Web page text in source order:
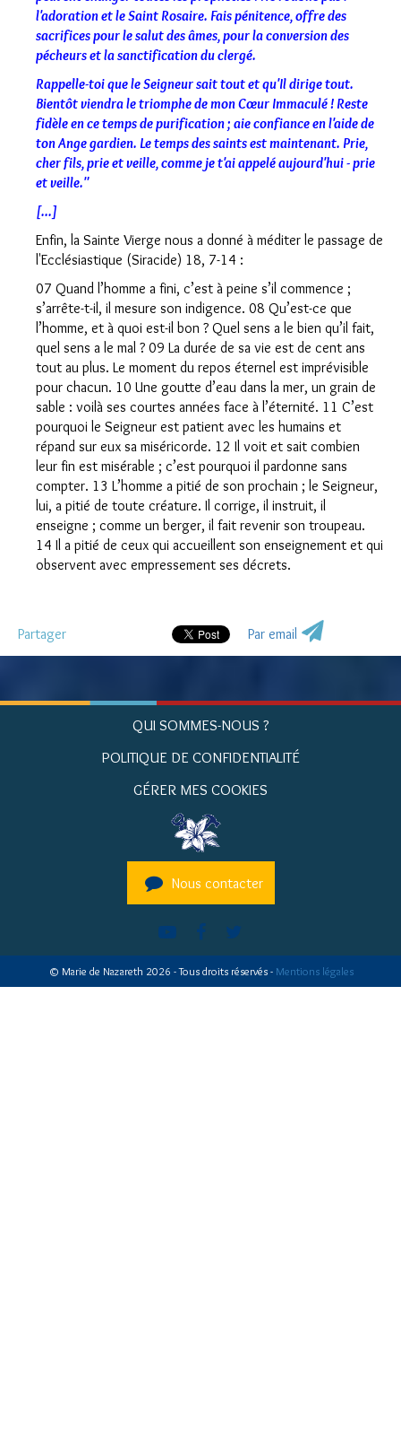
l'adoration et le Saint Rosaire. Fais pénitence, offre des
sacrifices pour le salut des âmes, pour la conversion des
pécheurs et la sanctification du clergé.
Rappelle-toi que le Seigneur sait tout et qu'Il dirige tout.
Bientôt viendra le triomphe de mon Cœur Immaculé ! Reste
fidèle en ce temps de purification ; aie confiance en l'aide de
ton Ange gardien. Le temps des saints est maintenant. Prie,
cher fils, prie et veille, comme je t'ai appelé aujourd'hui - prie
et veille."
[...]
Enfin, la Sainte Vierge nous a donné à méditer le passage de
l'Ecclésiastique (Siracide) 18, 7-14 :
07 Quand l’homme a fini, c’est à peine s’il commence ;
s’arrête-t-il, il mesure son indigence. 08 Qu’est-ce que
l’homme, et à quoi est-il bon ? Quel sens a le bien qu’il fait,
quel sens a le mal ? 09 La durée de sa vie est de cent ans
tout au plus. Le moment du repos éternel est imprévisible
pour chacun. 10 Une goutte d’eau dans la mer, un grain de
sable : voilà ses courtes années face à l’éternité. 11 C’est
pourquoi le Seigneur est patient avec les humains et
répand sur eux sa miséricorde. 12 Il voit et sait combien
leur fin est misérable ; c’est pourquoi il pardonne sans
compter. 13 L’homme a pitié de son prochain ; le Seigneur,
lui, a pitié de toute créature. Il corrige, il instruit, il
enseigne ; comme un berger, il fait revenir son troupeau.
14 Il a pitié de ceux qui accueillent son enseignement et qui
observent avec empressement ses décrets.
Partager Par email
QUI SOMMES-NOUS ?
POLITIQUE DE CONFIDENTIALITÉ
GÉRER MES COOKIES
Nous contacter
© Marie de Nazareth 2026 - Tous droits réservés - Mentions légales